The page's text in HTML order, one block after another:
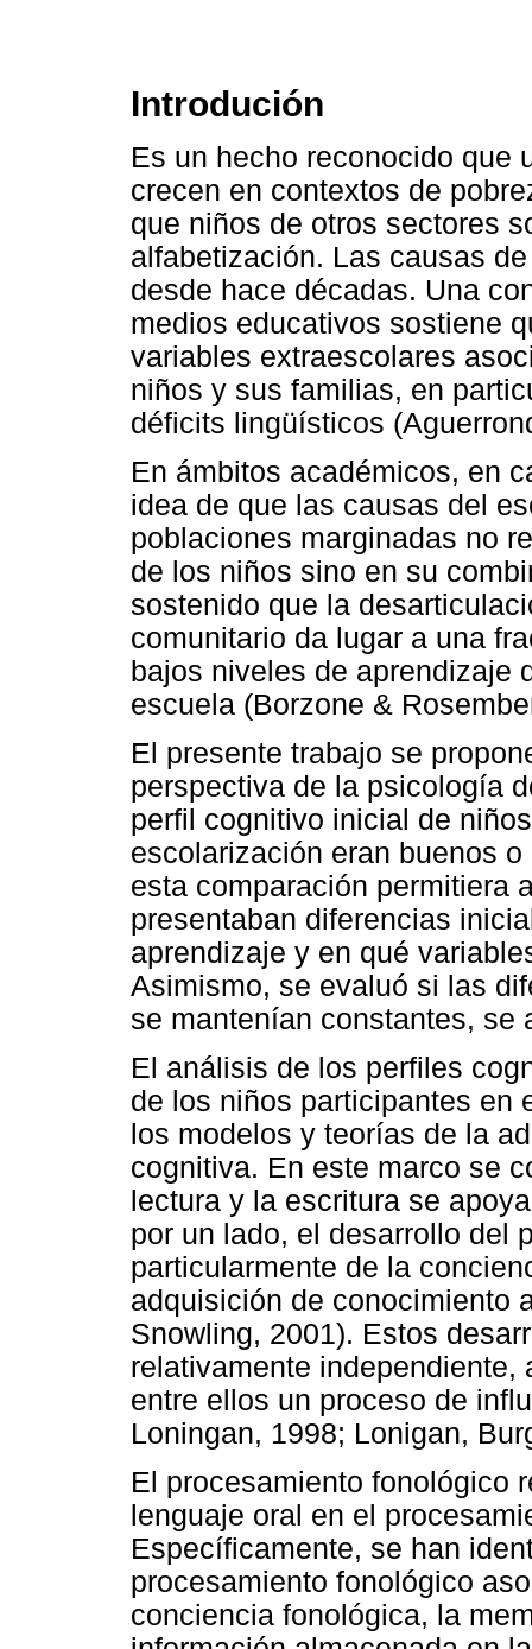
Introdución
Es un hecho reconocido que
crecen en contextos de
que niños de otros sectores
alfabetización. Las causas
desde hace décadas. Una
medios educativos sostiene
variables extraescolares
niños y sus familias, en
déficits lingüísticos
En ámbitos académicos, en
idea de que las causas del
poblaciones marginadas no
de los niños sino en su
sostenido que la
comunitario da lugar a una
bajos niveles de aprendizaje
escuela (Borzone &
El presente trabajo se
perspectiva de la psicología
perfil cognitivo inicial de
escolarización eran buenos
esta comparación permitiera
presentaban diferencias
aprendizaje y en qué
Asimismo, se evaluó si las
se mantenían constantes, se
El análisis de los perfiles
de los niños participantes en
los modelos y teorías de la
cognitiva. En este marco se
lectura y la escritura se
por un lado, el desarrollo del
particularmente de la
adquisición de conocimiento
Snowling, 2001). Estos
relativamente independiente,
entre ellos un proceso de
Loningan, 1998; Lonigan,
El procesamiento fonológico
lenguaje oral en el
Específicamente, se han
procesamiento fonológico
conciencia fonológica, la